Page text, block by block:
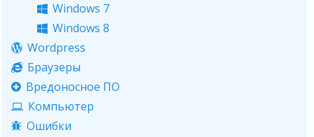
Windows 7
Windows 8
Wordpress
Браузеры
Вредоносное ПО
Компьютер
Ошибки